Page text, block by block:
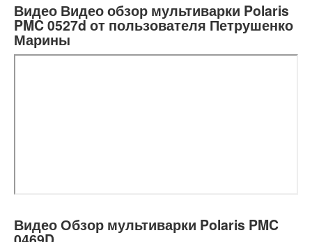
Видео Видео обзор мультиварки Polaris
PMC 0527d от пользователя Петрушенко
Марины
Видео Обзор мультиварки Polaris PMC